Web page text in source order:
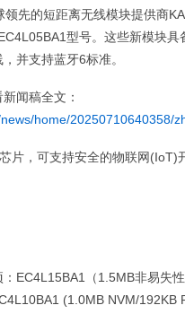
先的短距离无线模块提供商
型号。这些新模块
并支持蓝牙6标准。
闻稿全文：
home/20250710640358/
片，可支持安全的物联网(IoT)
EC4L15BA1（1.5MB非易失
(1.0MB NVM/192KB